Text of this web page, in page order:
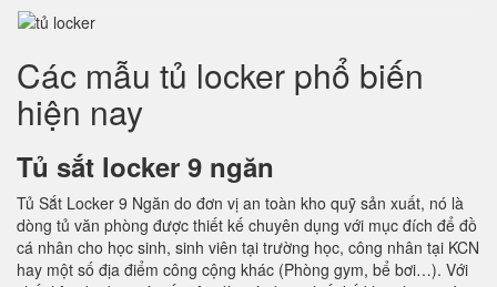
Các mẫu tủ locker phổ biến
hiện nay
Tủ sắt locker 9 ngăn
Tủ Sắt Locker 9 Ngăn do đơn vị an toàn kho quỹ sản xuất, nó là
dòng tủ văn phòng được thiết kế chuyên dụng với mục đích để đồ
cá nhân cho học sinh, sinh viên tại trường học, công nhân tại KCN
hay một số địa điểm công cộng khác (Phòng gym, bể bơi…). Với